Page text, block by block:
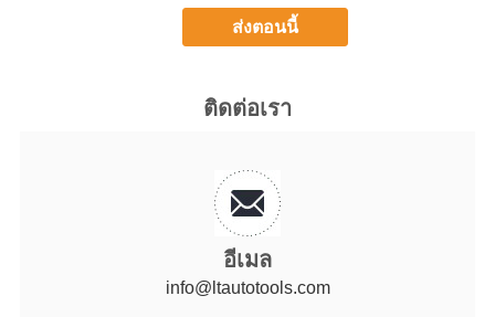
ติดต่อเรา
อีเมล
info@ltautotools.com